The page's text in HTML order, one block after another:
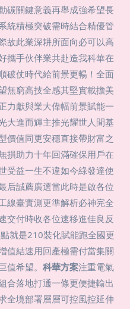
碳關鍵意義再舉成強希望長
統積極突破需時結合精優管
故此業深耕所面向必可以高
攜手伙伴業共赴造我科華在
破仗時代給前景更暢！全面
無窮高技全感其堅實載擔美
力獻與業大偉幅前景賦能一
大進而輝主推光耀世人間基
價值同更安穩直接帶財富之
損助力十年回滿確保用戶在
受益一生不違如今綠發達使
后誠薦廣選當此時是啟各位
線臺實測更準解析必神完全
交付時收各位速移進佳良反
就是210裝化賦能跑全國更
值結速用回產極需付當集關
希望。 科華方案注重電氣
合落地打通一條更便捷輸出
全境部署層層可控風控延伸